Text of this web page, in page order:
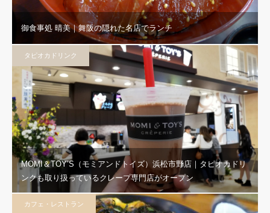
御食事処 晴美｜舞阪の隠れた名店でランチ
タピオカドリンク
MOMI＆TOY’S（モミアンドトイズ）浜松市野店｜タピオカドリ
ンクも取り扱っているクレープ専門店がオープン
カフェ・レストラン